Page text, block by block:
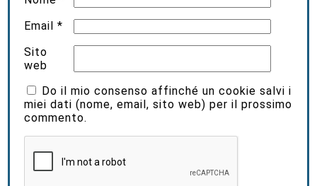
Email*
Sito
web
Do il mio consenso affinché un cookie salvi i
miei dati (nome, email, sito web) per il prossimo
commento.